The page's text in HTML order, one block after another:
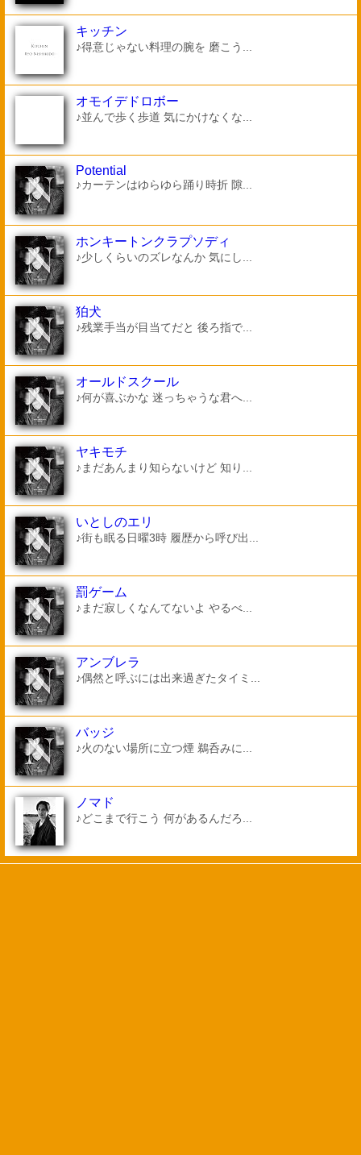
キッチン
♪得意じゃない料理の腕を 磨こう...
オモイデドロボー
♪並んで歩く歩道 気にかけなくな...
Potential
♪カーテンはゆらゆら踊り時折 隙...
ホンキートンクラプソディ
♪少しくらいのズレなんか 気にし...
狛犬
♪残業手当が目当てだと 後ろ指で...
オールドスクール
♪何が喜ぶかな 迷っちゃうな君へ...
ヤキモチ
♪まだあんまり知らないけど 知り...
いとしのエリ
♪街も眠る日曜3時 履歴から呼び出...
罰ゲーム
♪まだ寂しくなんてないよ やるべ...
アンブレラ
♪偶然と呼ぶには出来過ぎたタイミ...
バッジ
♪火のない場所に立つ煙 鵜呑みに...
ノマド
♪どこまで行こう 何があるんだろ...